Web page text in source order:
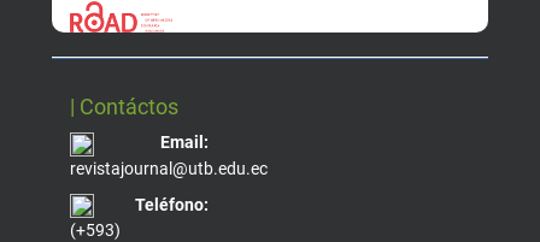
| Contáctos
Email:
revistajournal@utb.edu.ec
Teléfono:
(+593)